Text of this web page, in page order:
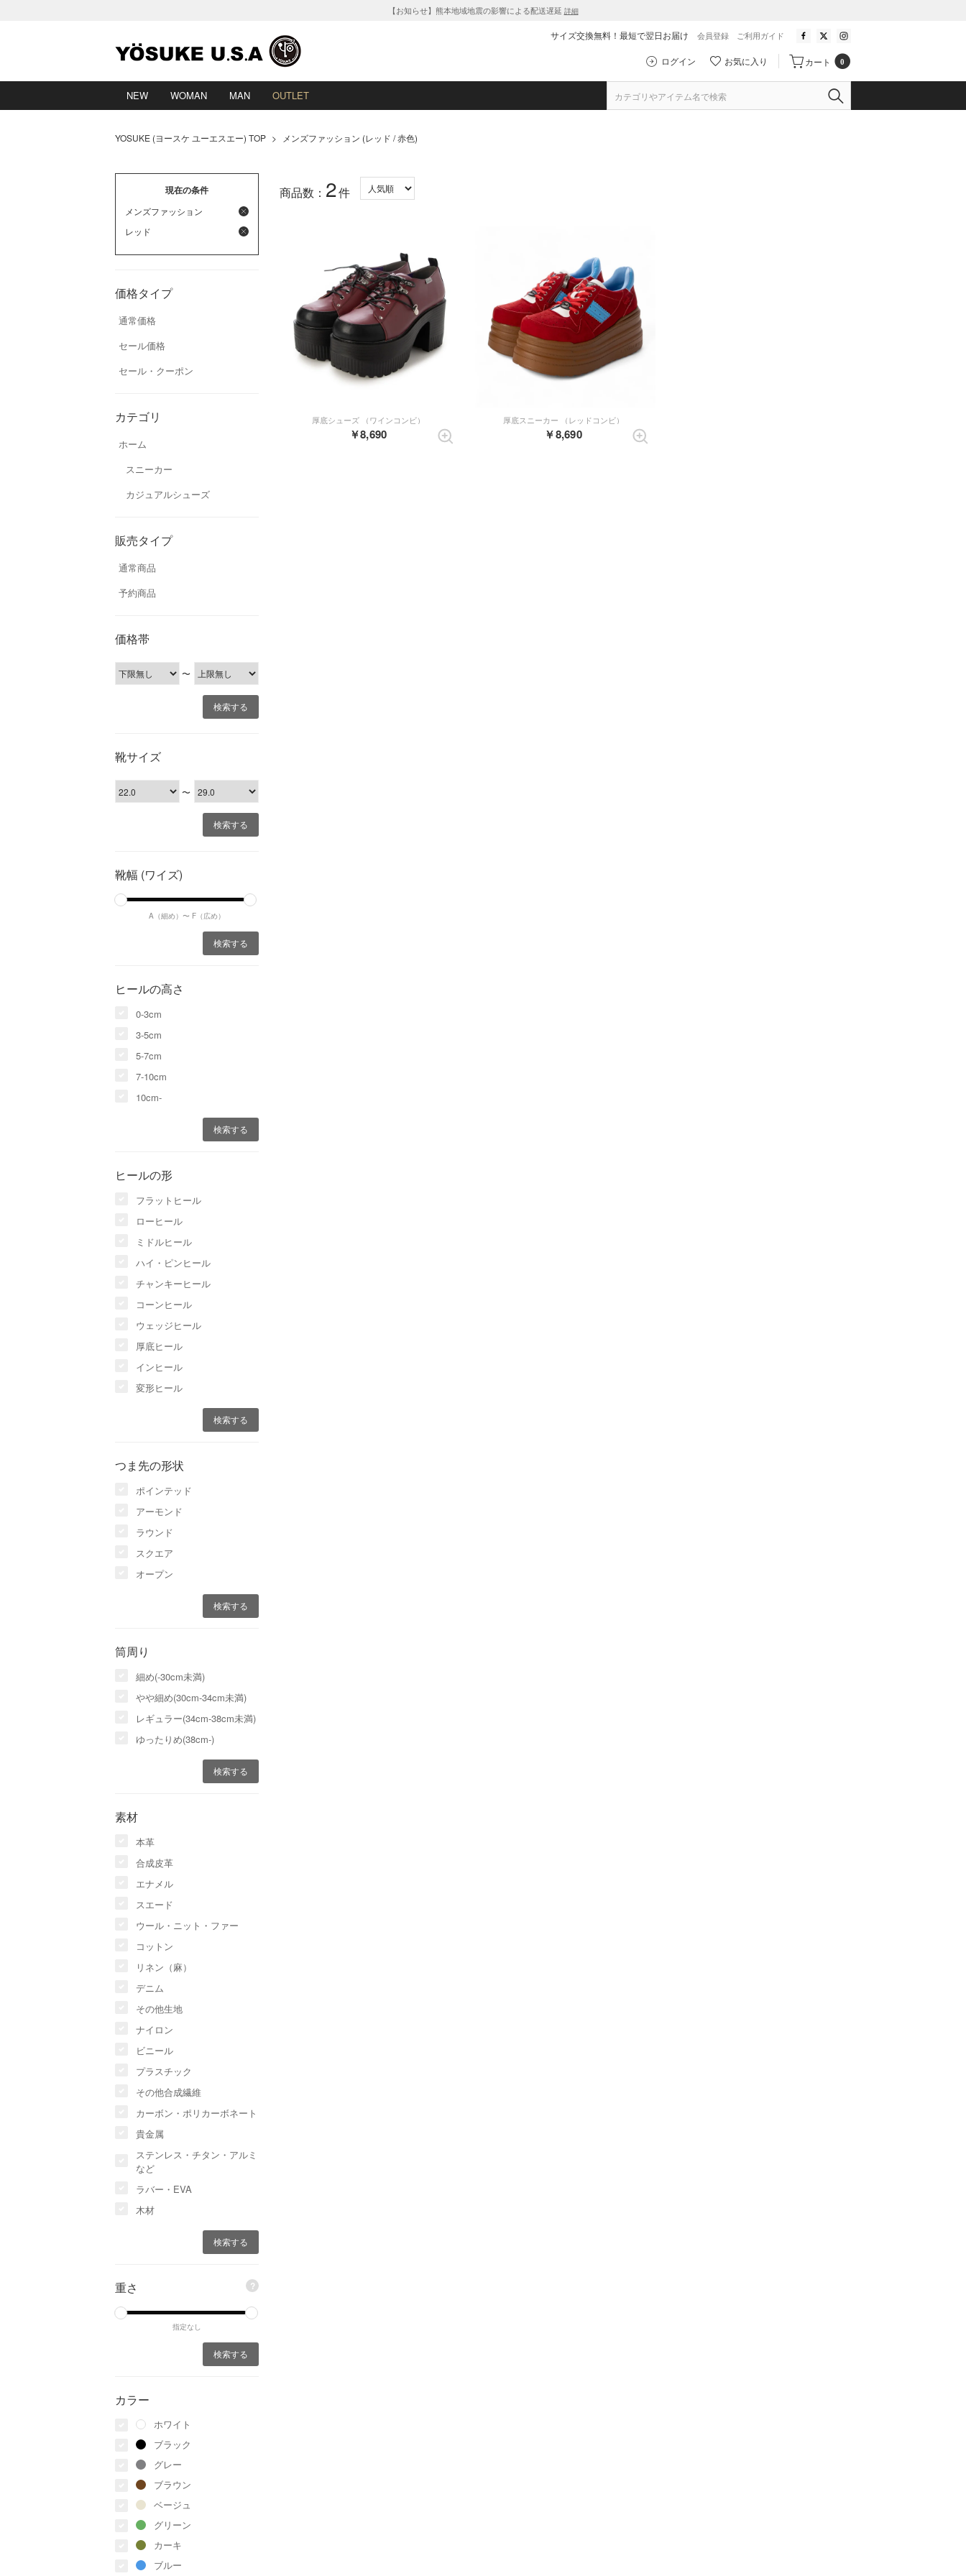
【お知らせ】熊本地域地震の影響による配送遅延 詳細
サイズ交換無料！最短で翌日お届け 会員登録 ご利用ガイド
ログイン お気に入り カート 0
NEW WOMAN MAN OUTLET
YOSUKE (ヨースケ ユーエスエー) TOP > メンズファッション (レッド / 赤色)
現在の条件
メンズファッション
レッド
価格タイプ
通常価格
セール価格
セール・クーポン
カテゴリ
ホーム
スニーカー
カジュアルシューズ
販売タイプ
通常商品
予約商品
価格帯
〜
靴サイズ
〜
靴幅 (ワイズ)
A（細め）〜 F（広め）
ヒールの高さ
0-3cm
3-5cm
5-7cm
7-10cm
10cm-
ヒールの形
フラットヒール
ローヒール
ミドルヒール
ハイ・ピンヒール
チャンキーヒール
コーンヒール
ウェッジヒール
厚底ヒール
インヒール
変形ヒール
つま先の形状
ポインテッド
アーモンド
ラウンド
スクエア
オープン
筒周り
細め(-30cm未満)
やや細め(30cm-34cm未満)
レギュラー(34cm-38cm未満)
ゆったりめ(38cm-)
素材
本革
合成皮革
エナメル
スエード
ウール・ニット・ファー
コットン
リネン（麻）
デニム
その他生地
ナイロン
ビニール
プラスチック
その他合成繊維
カーボン・ポリカーボネート
貴金属
ステンレス・チタン・アルミ
など
ラバー・EVA
木材
重さ ?
指定なし
カラー
ホワイト
ブラック
グレー
ブラウン
ベージュ
グリーン
カーキ
ブルー
商品数： 2件
厚底シューズ （ワインコンビ）
￥8,690
厚底スニーカー （レッドコンビ）
￥8,690